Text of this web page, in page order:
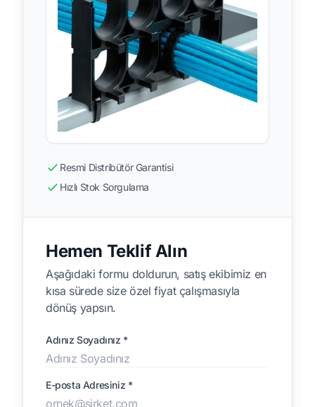
Resmi Distribütör Garantisi
Hızlı Stok Sorgulama
Hemen Teklif Alın
Aşağıdaki formu doldurun, satış ekibimiz en
kısa sürede size özel fiyat çalışmasıyla
dönüş yapsın.
Adınız Soyadınız *
E-posta Adresiniz *